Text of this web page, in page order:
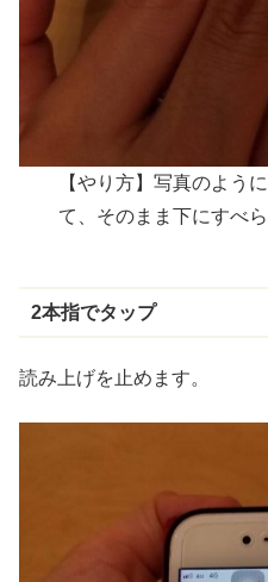
【やり方】写真のよう
て、そのまま下にすべら
2本指でタップ
読み上げを止めます。